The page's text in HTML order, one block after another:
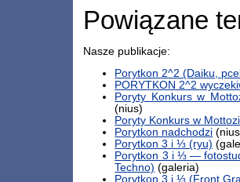
Powiązane
Nasze publikacje:
Porytkon 2^2 (Daiku,
PORYTKON 2^2
Poryty Konkurs w
(nius)
Poryty Konkurs w
Porytkon nadchodzi
Porytkon 3 i ⅓ (ryu)
Porytkon 3 i ⅓ —
Techno) (galeria)
Porytkon 3 i ⅓ (Front